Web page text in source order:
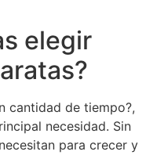
elegir
cantidad de tiempo?,
necesidad. Sin
para crecer y